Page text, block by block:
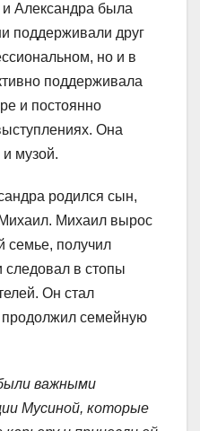
Александра была
поддерживали друг
но и в
поддерживала
и постоянно
Она
музой.
родился сын,
Михаил вырос
семье, получил
следовал в стопы
Он стал
семейную
важными
Мусиной, которые